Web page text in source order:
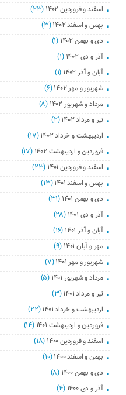
اسفند و فروردین ۱۴۰۲
(۲۳)
بهمن و اسفند ۱۴۰۲
(۳)
دی و بهمن ۱۴۰۲
(۱)
آذر و دی ۱۴۰۲
(۱)
آبان و آذر ۱۴۰۲
(۱)
شهریور و مهر ۱۴۰۲
(۶)
مرداد و شهریور ۱۴۰۲
(۸)
تیر و مرداد ۱۴۰۲
(۲)
اردیبهشت و خرداد ۱۴۰۲
(۱۷)
فروردین و اردیبهشت ۱۴۰۲
(۱۷)
اسفند و فروردین ۱۴۰۱
(۲۳)
بهمن و اسفند ۱۴۰۱
(۱۳)
دی و بهمن ۱۴۰۱
(۳۱)
آذر و دی ۱۴۰۱
(۲۸)
آبان و آذر ۱۴۰۱
(۱۶)
مهر و آبان ۱۴۰۱
(۹)
شهریور و مهر ۱۴۰۱
(۷)
مرداد و شهریور ۱۴۰۱
(۵)
تیر و مرداد ۱۴۰۱
(۳)
اردیبهشت و خرداد ۱۴۰۱
(۲۲)
فروردین و اردیبهشت ۱۴۰۱
(۱۴)
اسفند و فروردین ۱۴۰۰
(۱۸)
بهمن و اسفند ۱۴۰۰
(۱۰)
دی و بهمن ۱۴۰۰
(۸)
آذر و دی ۱۴۰۰
(۴)